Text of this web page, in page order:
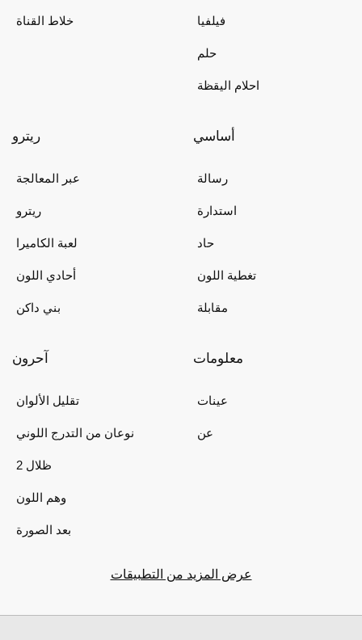
خلاط القناة فيلفيا
حلم
احلام اليقظة
ريترو
عبر المعالجة
ريترو
لعبة الكاميرا
أحادي اللون
بني داكن
أساسي
رسالة
استدارة
حاد
تغطية اللون
مقابلة
آحرون
تقليل الألوان
نوعان من التدرج اللوني
2 ظلال
وهم اللون
بعد الصورة
معلومات
عينات
عن
عرض المزيد من التطبيقات